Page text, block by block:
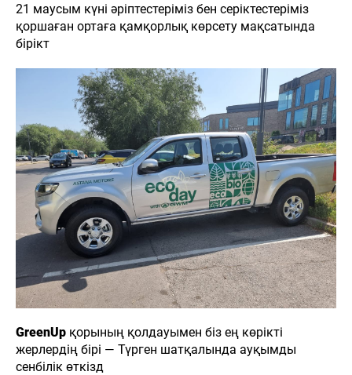
21 маусым күні әріптестеріміз бен серіктестеріміз
қоршаған ортаға қамқорлық көрсету мақсатында
бірікт
GreenUp қорының қолдауымен біз ең көрікті
жерлердің бірі — Түрген шатқалында ауқымды
сенбілік өткізд